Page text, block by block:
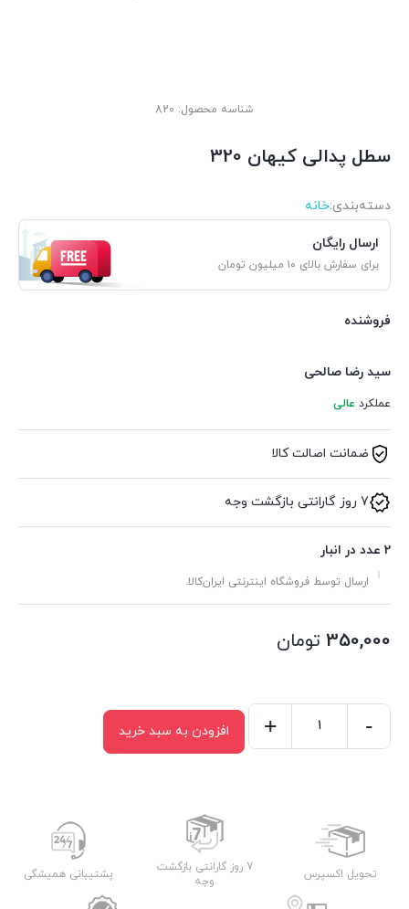
شناسه محصول: 820
سطل پدالی کیهان 320
دسته‌بندی‌:خانه
ارسال رایگان
برای سفارش بالای ۱۰ میلیون تومان
فروشنده
سید رضا صالحی
عملکرد عالی
ضمانت اصالت کالا
7 روز گارانتی بازگشت وجه
2 عدد در انبار
ارسال توسط فروشگاه اینترنتی ایران‌کالا.
350,000 تومان
-
+ افزودن به سبد خرید
تحویل اکسپرس
7 روز گارانتی بازگشت
وجه
پشتیبانی همیشگی